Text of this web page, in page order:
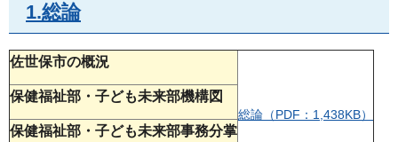
1.総論
佐世保市の概況
総論（PDF：1,438KB）
保健福祉部・子ども未来部機構図
保健福祉部・子ども未来部事務分掌